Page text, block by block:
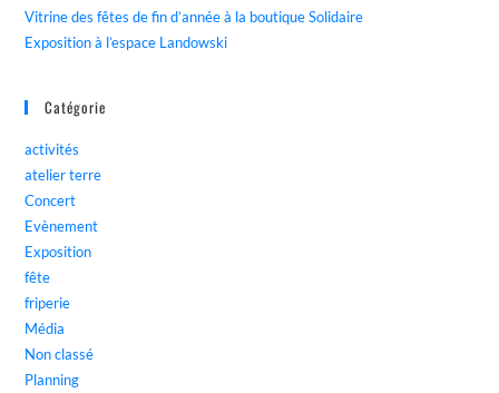
Vitrine des fêtes de fin d’année à la boutique Solidaire
Exposition à l’espace Landowski
Catégorie
activités
atelier terre
Concert
Evènement
Exposition
fête
friperie
Média
Non classé
Planning